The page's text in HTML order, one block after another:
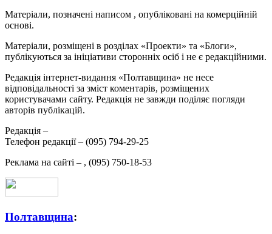
Матеріали, позначені написом , опубліковані на комерційній
основі.
Матеріали, розміщені в розділах «Проекти» та «Блоги»,
публікуються за ініціативи сторонніх осіб і не є редакційними.
Редакція інтернет-видання «Полтавщина» не несе
відповідальності за зміст коментарів, розміщених
користувачами сайту. Редакція не завжди поділяє погляди
авторів публікацій.
Редакція –
Телефон редакції – (095) 794-29-25
Реклама на сайті – , (095) 750-18-53
Полтавщина: